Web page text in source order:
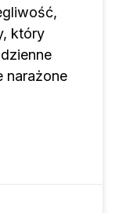
który
narażone